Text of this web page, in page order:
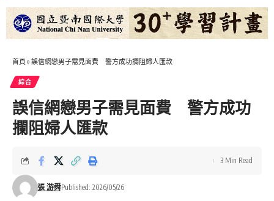
首頁 » 誤信網戀男子需見面費 警方成功攔阻婦人匯款
綜合
誤信網戀男子需見面費 警方成功
攔阻婦人匯款
張 游舜Published: 2026/05/26
3 Min Read